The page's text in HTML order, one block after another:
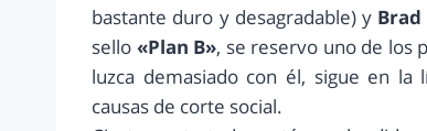
bastante duro y desagradable) y
sello «Plan B», se reservo uno de los
luzca demasiado con él, sigue en
causas de corte social.